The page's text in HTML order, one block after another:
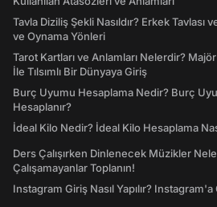
Tavla Diziliş Şekli Nasıldır? Erkek Tavlası
ve Oynama Yönleri
Tarot Kartları ve Anlamları Nelerdir?
İle Tılsımlı Bir Dünyaya Giriş
Burç Uyumu Hesaplama Nedir? Burç
Hesaplanır?
İdeal Kilo Nedir? İdeal Kilo Hesaplama
Ders Çalışırken Dinlenecek Müzikler
Çalışamayanlar Toplanın!
Instagram Giriş Nasıl Yapılır?